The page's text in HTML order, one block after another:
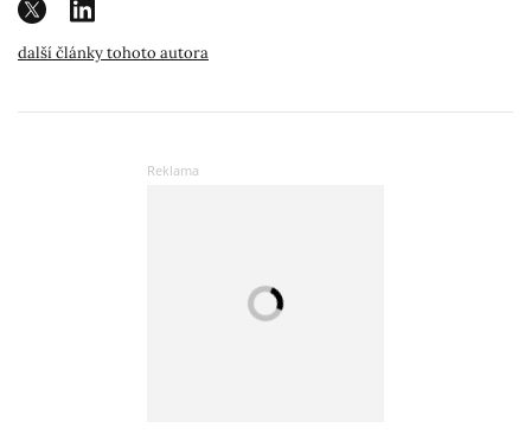
další články tohoto autora